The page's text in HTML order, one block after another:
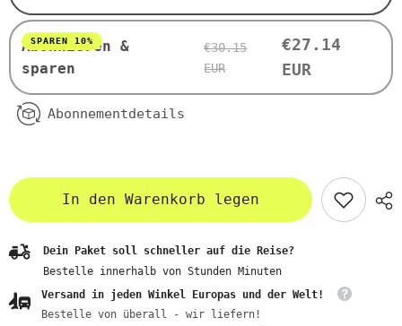
Abonnieren &
sparen
SPAREN 10%
€30.15
EUR
€27.14
EUR
Abonnementdetails
In den Warenkorb legen
Dein Paket soll schneller auf die Reise?
Bestelle innerhalb von Stunden Minuten
Versand in jeden Winkel Europas und der Welt!
Bestelle von überall - wir liefern!